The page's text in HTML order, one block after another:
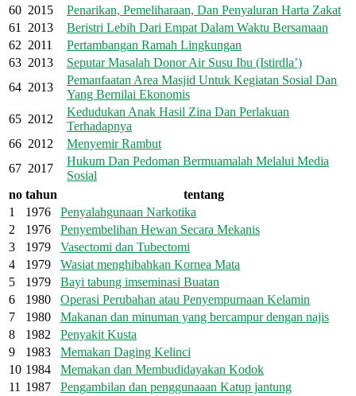
60 2015
Penarikan, Pemeliharaan, Dan Penyaluran Harta Zakat
61
2013
Beristri Lebih Dari Empat Dalam Waktu Bersamaan
62 2011
Pertambangan Ramah Lingkungan
63 2013
Seputar Masalah Donor Air Susu Ibu (Istirdla’)
64 2013
Pemanfaatan Area Masjid Untuk Kegiatan Sosial Dan
Yang Bernilai Ekonomis
65 2012
Kedudukan Anak Hasil Zina Dan Perlakuan
Terhadapnya
66 2012
Menyemir Rambut
67 2017
Hukum Dan Pedoman Bermuamalah Melalui Media
Sosial
no tahun
tentang
1
1976
Penyalahgunaan Narkotika
2
1976
Penyembelihan Hewan Secara Mekanis
3
1979
Vasectomi dan Tubectomi
4
1979
Wasiat menghibahkan Kornea Mata
5
1979
Bayi tabung imseminasi Buatan
6
1980
Operasi Perubahan atau Penyempurnaan Kelamin
7
1980
Makanan dan minuman yang bercampur dengan najis
8
1982
Penyakit Kusta
9
1983
Memakan Daging Kelinci
10 1984
Memakan dan Membudidayakan Kodok
11 1987
Pengambilan dan penggunaaan Katup jantung